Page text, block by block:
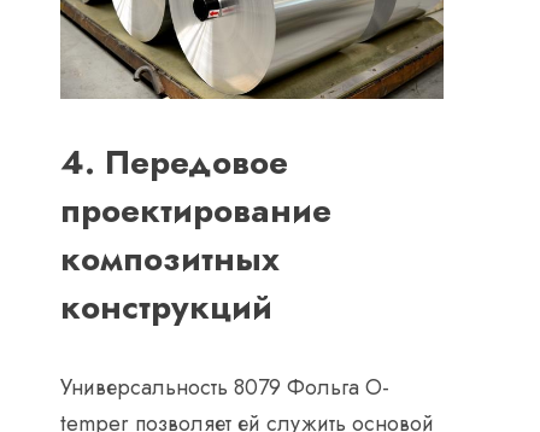
4. Передовое
проектирование
композитных
конструкций
Универсальность 8079 Фольга O-
temper позволяет ей служить основой